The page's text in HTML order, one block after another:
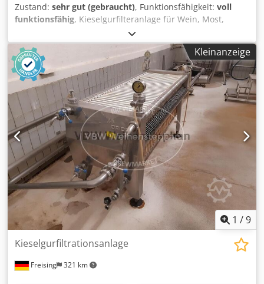
Zustand: sehr gut (gebraucht), Funktionsfähigkeit: voll
funktionsfähig, Kieselgurfilteranlage für Wein, Most,
Fruchtsaft 2.000-15.000l Wein pro Stunde in sehr gutem
Zustand Zustand wie auf den Bildern Chsdpfx Aezqtbtol
Nsa Verkaufspreis 2.900 € verhandlungsbasis Für
Besichtigungen bitte mit mir in Kontakt treten.
Kleinanzeige
1 /9
Freising 321 km
Kieselgurfiltrationsanlage